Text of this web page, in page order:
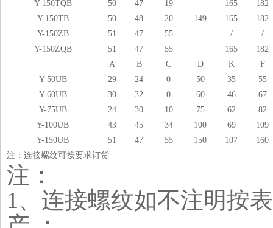
149
Y-150TQB 50 47 19 165
182
Y-150TB
50 48 20 165
182
Y-150ZB
51 47 55 /
/
Y-150ZQB
51 47 55 165
182
A
B C D K
F
Y-50UB
29 24 0 50 35
55
Y-60UB
30 32 0 60 46
67
Y-75UB
24 30 10 75 62
82
Y-100UB
43 45 34 100 69
109
Y-150UB
51 47 55 150 107
160
注：连接螺纹可按要求订货
注：
1、 连接螺纹如不注明按